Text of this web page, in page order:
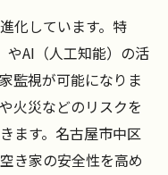
化しています。特
やAI（人工知能）の活
監視が可能になりま
火災などのリスクを
ます。名古屋市中区
き家の安全性を高め